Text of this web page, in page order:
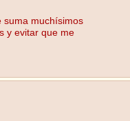
suma muchísimos
y evitar que me